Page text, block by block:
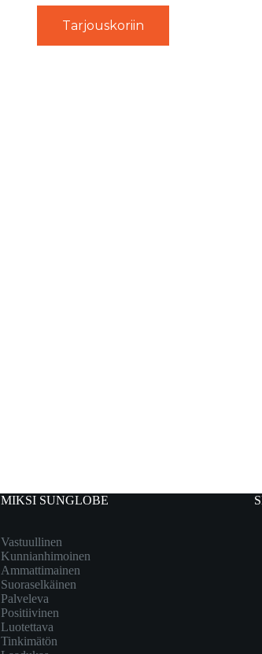
Tarjouskoriin
MIKSI SUNGLOBE
Vastuullinen
Kunnianhimoinen
Ammattimainen
Suoraselkäinen
Palveleva
Positiivinen
Luotettava
Tinkimätön